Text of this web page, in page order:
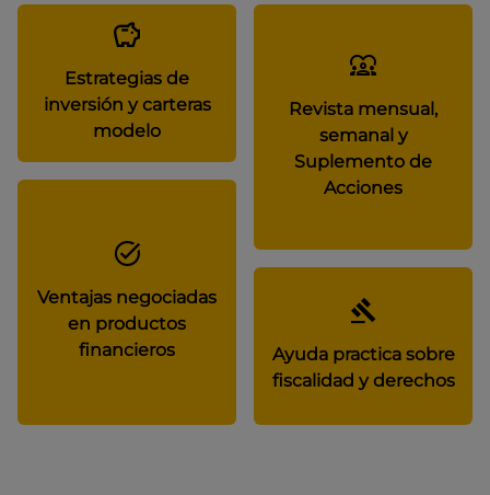
Estrategias de
inversión y carteras
modelo
Revista mensual,
semanal y
Suplemento de
Acciones
Ventajas negociadas
en productos
financieros
Ayuda practica sobre
fiscalidad y derechos